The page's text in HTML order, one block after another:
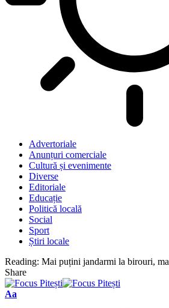
Advertoriale
Anunțuri comerciale
Cultură și evenimente
Diverse
Editoriale
Educație
Politică locală
Social
Sport
Știri locale
Reading: Mai puțini jandarmi la birouri,
Share
Font
Aa